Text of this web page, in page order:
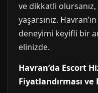
ve dikkatli
yaşarsınız.
deneyimi keyifli bir
elinizde.
Havran’da Escort
Fiyatlandırması